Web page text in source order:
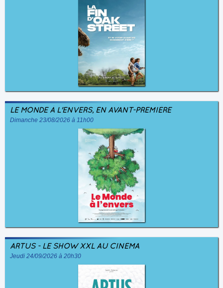
LE MONDE À L'ENVERS, EN AVANT-PREMIÈRE
Dimanche 23/08/2026 à 11h00
ARTUS - LE SHOW XXL AU CINÉMA
Jeudi 24/09/2026 à 20h30